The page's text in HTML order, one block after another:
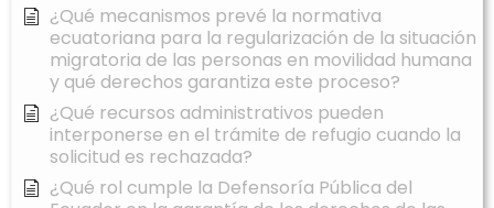
¿Qué mecanismos prevé la normativa
ecuatoriana para la regularización de la situación
migratoria de las personas en movilidad humana
y qué derechos garantiza este proceso?
¿Qué recursos administrativos pueden
interponerse en el trámite de refugio cuando la
solicitud es rechazada?
¿Qué rol cumple la Defensoría Pública del